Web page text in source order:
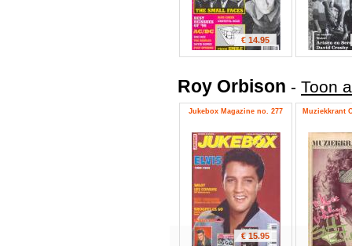
€ 14.95
Roy Orbison - Toon
Jukebox Magazine no. 277
€ 15.95
Muziekkrant